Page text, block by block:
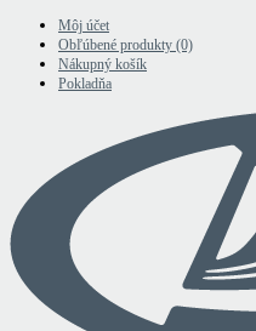
Môj účet
Obľúbené produkty (0)
Nákupný košík
Pokladňa